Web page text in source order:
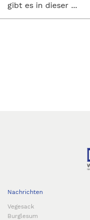
gibt es in dieser ...
Nachrichten
Vegesack
Burglesum